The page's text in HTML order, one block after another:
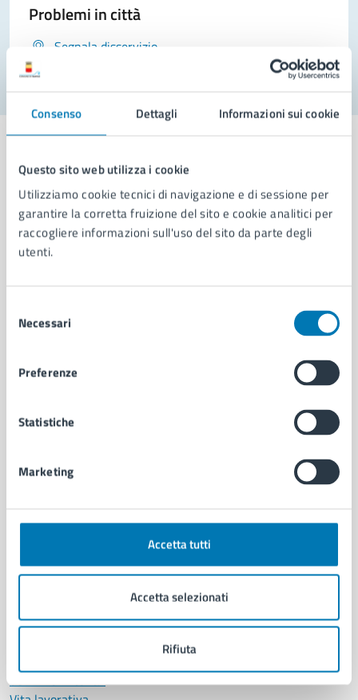
Consenso Dettagli Informazioni sui cookie
Questo sito web utilizza i cookie
Utilizziamo cookie tecnici di navigazione e di sessione per
garantire la corretta fruizione del sito e cookie analitici per
raccogliere informazioni sull'uso del sito da parte degli
utenti.
delNecessari
Preferenze
Statistiche
Marketing
Accetta tutti
Accetta selezionati
Rifiuta
Problemi in città
Segnala disservizio
Comune di Napoli
AMMINISTRAZIONE
Municipalità
Uffici
Politici
Intranet, posta aziendale e protocollo
CATEGORIE DI SERVIZIO
Anagrafe e stato civile
Cultura e tempo libero
Educazione e formazione
Giustizia e sicurezza pubblica
Servizi Cimiteriali